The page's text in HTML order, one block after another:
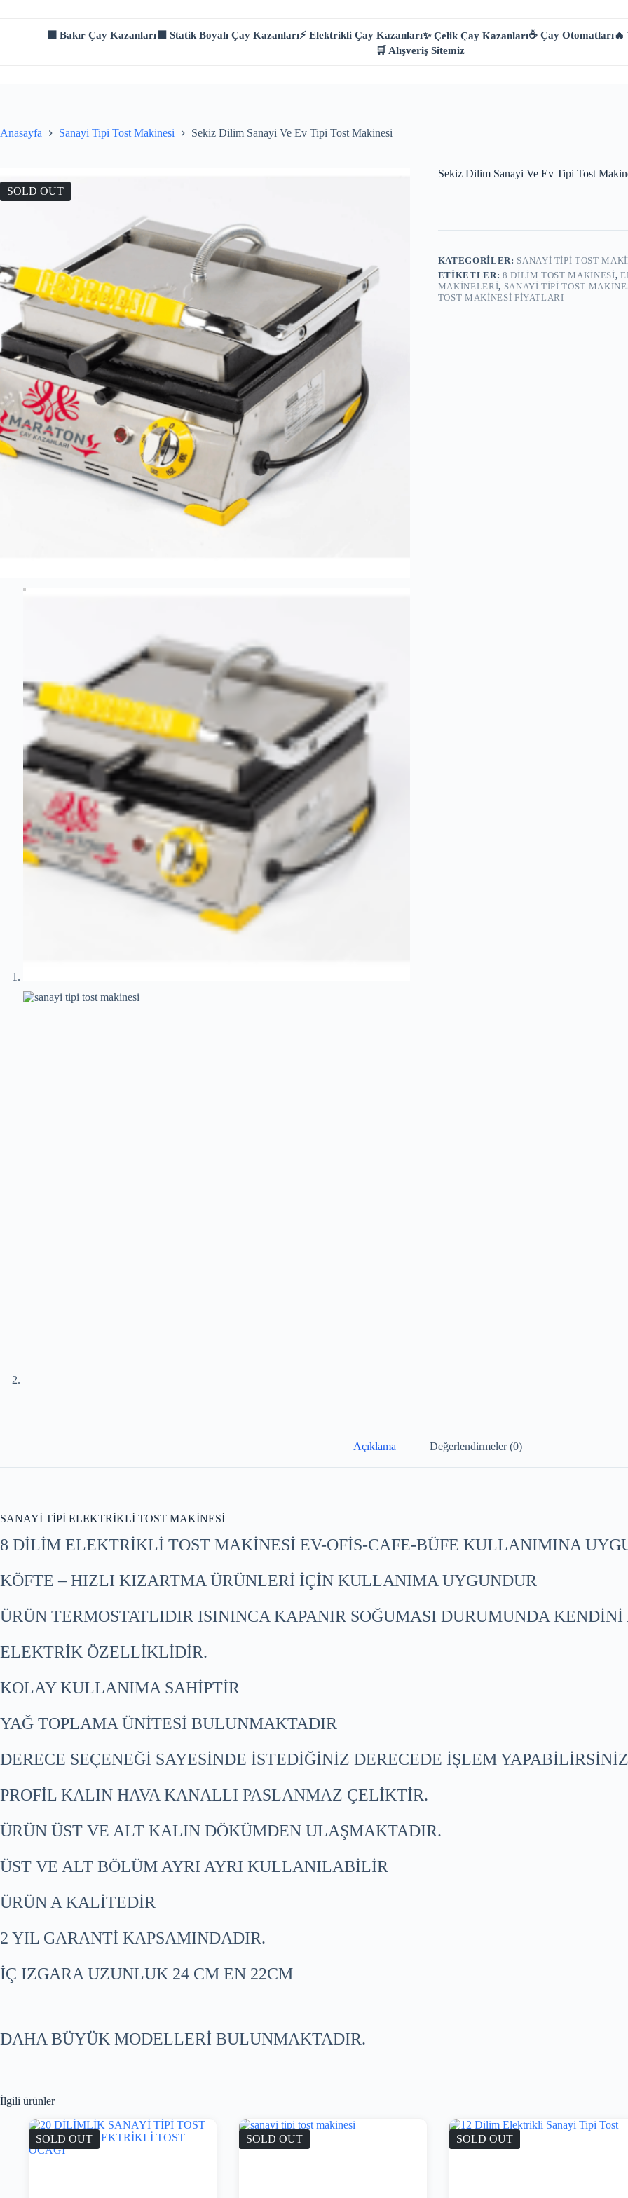
🟫 Bakır Çay Kazanları⬛ Statik Boyalı Çay Kazanları⚡ Elektrikli Çay Kazanları✨ Çelik Çay Kazanları☕ Çay Otomatları🔥
🛒 Alışveriş Sitemiz
Anasayfa Sanayi Tipi Tost Makinesi Sekiz Dilim Sanayi Ve Ev Tipi Tost Makinesi
SOLD OUT
Sekiz Dilim Sanayi Ve Ev Tipi Tost
KATEGORILER: SANAYI TIPI TOST
ETIKETLER: 8 DILIM TOST MAKINESI,
MAKINELERI, SANAYI TIPI TOST
TOST MAKINESI FIYATLARI
Açıklama Değerlendirmeler (0)
SANAYİ TİPİ ELEKTRİKLİ TOST MAKİNESİ
8 DİLİM ELEKTRİKLİ TOST MAKİNESİ EV-OFİS-CAFE-BÜFE KULLANIMINA
KÖFTE – HIZLI KIZARTMA ÜRÜNLERİ İÇİN KULLANIMA UYGUNDUR
ÜRÜN TERMOSTATLIDIR ISININCA KAPANIR SOĞUMASI DURUMUNDA KENDİNİ
ELEKTRİK ÖZELLİKLİDİR.
KOLAY KULLANIMA SAHİPTİR
YAĞ TOPLAMA ÜNİTESİ BULUNMAKTADIR
DERECE SEÇENEĞİ SAYESİNDE İSTEDİĞİNİZ DERECEDE İŞLEM
PROFİL KALIN HAVA KANALLI PASLANMAZ ÇELİKTİR.
ÜRÜN ÜST VE ALT KALIN DÖKÜMDEN ULAŞMAKTADIR.
ÜST VE ALT BÖLÜM AYRI AYRI KULLANILABİLİR
ÜRÜN A KALİTEDİR
2 YIL GARANTİ KAPSAMINDADIR.
İÇ IZGARA UZUNLUK 24 CM EN 22CM
DAHA BÜYÜK MODELLERİ BULUNMAKTADIR.
İlgili ürünler
SOLD OUT SOLD OUT SOLD OUT